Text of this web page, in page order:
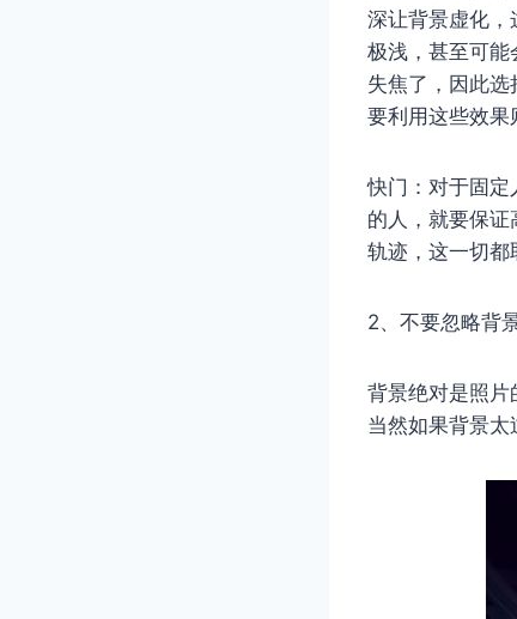
深让背景虚化，
极浅，甚至可能
失焦了，因此
要利用这些效果
快门：对于固定
的人，就要保
轨迹，这一切都
2、不要忽略背
背景绝对是照片
当然如果背景太